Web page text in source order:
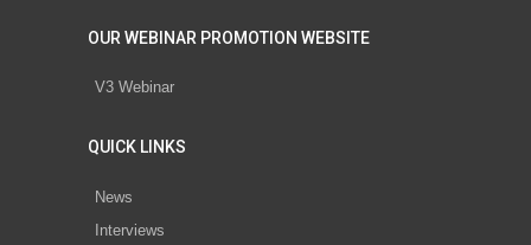
OUR WEBINAR PROMOTION WEBSITE
V3 Webinar
QUICK LINKS
News
Interviews